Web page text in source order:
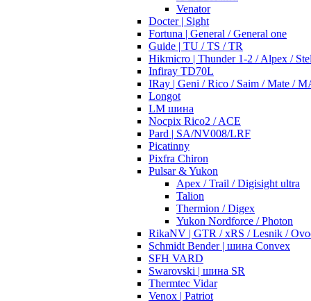
Venator
Docter | Sight
Fortuna | General / General one
Guide | TU / TS / TR
Hikmicro | Thunder 1-2 / Alpex /
Infiray TD70L
IRay | Geni / Rico / Saim / Mate /
Longot
LM шина
Nocpix Rico2 / ACE
Pard | SA/NV008/LRF
Picatinny
Pixfra Chiron
Pulsar & Yukon
Apex / Trail / Digisight ultra
Talion
Thermion / Digex
Yukon Nordforce / Photon
RikaNV | GTR / xRS / Lesnik /
Schmidt Bender | шина Convex
SFH VARD
Swarovski | шина SR
Thermtec Vidar
Venox | Patriot